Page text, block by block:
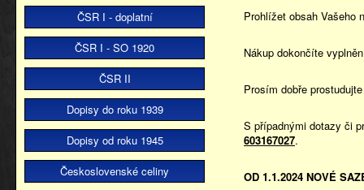
ČSR I - doplatní
ČSR I - SO 1920
ČSR II
Dopisy do roku 1939
Dopisy od roku 1945
Československé celiny
Prohlížet obsah
Nákup dokončíte
Prosím dobře
S případnými dotazy či
603167027.
OD 1.1.2024 NOVÉ